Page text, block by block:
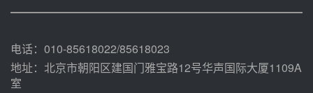
规模化助力构建绿色低碳电力供给
电话：010-85618022/85618023
地址：北京市朝阳区建国门雅宝路12号华声国际大厦1109A
室